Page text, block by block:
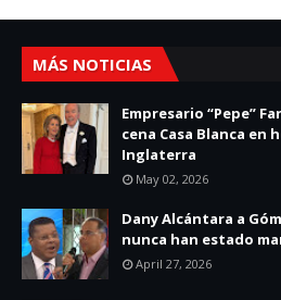
MÁS NOTICIAS
Empresario “Pepe”
cena Casa Blanca en
Inglaterra
May 02, 2026
Dany Alcántara a
nunca han estado
April 27, 2026